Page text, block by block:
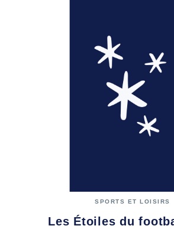
SPORTS ET LOISIRS
Les Étoiles du